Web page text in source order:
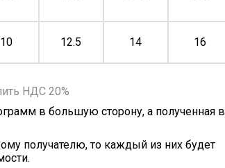
10 12.5 14 16
НДС 20%
в большую сторону, а полученная в
получателю, то каждый из них будет